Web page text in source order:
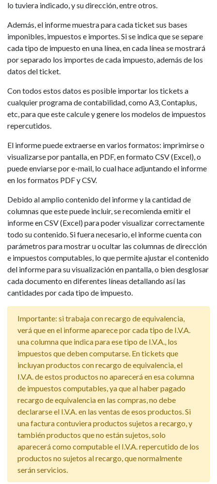
lo tuviera indicado, y su dirección, entre otros.
Además, el informe muestra para cada ticket sus bases
imponibles, impuestos e importes. Si se indica que se separe
cada tipo de impuesto en una línea, en cada línea se mostrará
por separado los importes de cada impuesto, además de los
datos del ticket.
Con todos estos datos es posible importar los tickets a
cualquier programa de contabilidad, como A3, Contaplus,
etc, para que este calcule y genere los modelos de impuestos
repercutidos.
El informe puede extraerse en varios formatos: imprimirse o
visualizarse por pantalla, en PDF, en formato CSV (Excel), o
puede enviarse por e-mail, lo cual hace adjuntando el informe
en los formatos PDF y CSV.
Debido al amplio contenido del informe y la cantidad de
columnas que este puede incluir, se recomienda emitir el
informe en CSV (Excel) para poder visualizar correctamente
todo su contenido. Si fuera necesario, el informe cuenta con
parámetros para mostrar u ocultar las columnas de dirección
e impuestos computables, lo que permite ajustar el contenido
del informe para su visualización en pantalla, o bien desglosar
cada documento en diferentes líneas detallando así las
cantidades por cada tipo de impuesto.
Importante: si trabaja con recargo de equivalencia,
verá que en el informe aparece por cada tipo de I.V.A.
una columna que indica para ese tipo de I.V.A., los
impuestos que deben computarse. En tickets que
incluyan productos con recargo de equivalencia, el
I.V.A. de estos productos no aparecerá en esa columna
de impuestos computables, ya que al haber pagado
recargo de equivalencia en las compras, no debe
declararse el I.V.A. en las ventas de esos productos. Si
una factura contuviera productos sujetos a recargo, y
también productos que no están sujetos, solo
aparecerá como computable el I.V.A. repercutido de los
productos no sujetos al recargo, que normalmente
serán servicios.